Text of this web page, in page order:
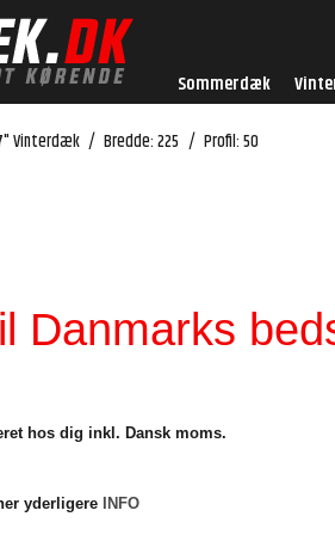
Sommerdæk
Vinterdæk / Bredde: 225 / Profil: 50
Danmarks
hos dig inkl. Dansk moms.
yderligere INFO